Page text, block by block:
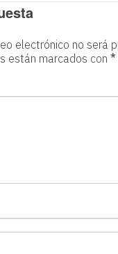
electrónico no será
están marcados con *